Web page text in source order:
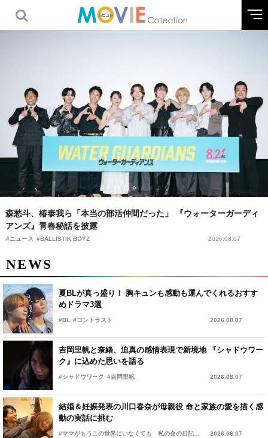
『冒険の夜』TAMA NEW WAVEグランプリ受賞作が公開へ 『still
dark』と同時上映決定
#動画ニュース #古川ヒロシ 2026.08.06
NEWS
夏BLが真っ盛り！ 胸キュンも感動も運んでくれるおすす
めドラマ3選
#BL #コントラスト 2026.08.07
吉岡里帆と奈緒、迫真の感情表現で新境地 『シャドウワー
ク』に込めた思いを語る
#シャドウワーク #吉岡里帆 2026.08.07
結婚＆妊娠発表の川口春奈が母親役 命と家族の愛を描く感
動の実話に挑む
#ママがもうこの世界にいなくても 私の命の日記#川口春奈2026.08.07